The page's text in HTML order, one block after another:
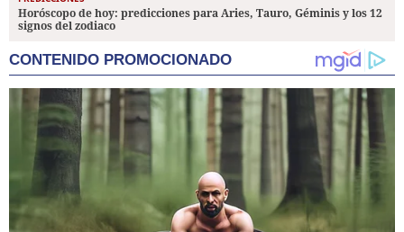
Horóscopo de hoy: predicciones para Aries, Tauro, Géminis y los 12
signos del zodiaco
CONTENIDO PROMOCIONADO